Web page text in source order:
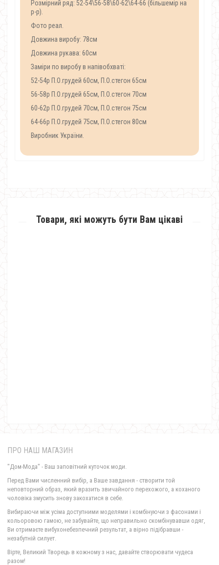
Розмірний ряд: 52-54\56-58\60-62\64-66 (більшемір на
р-р).
Фото реал.
Довжина виробу: 78см
Довжина рукава: 60см
Заміри по виробу в напівобхваті:
52-54р П.О.грудей 60см, П.О.стегон 65см
56-58р П.О.грудей 65см, П.О.стегон 70см
60-62р П.О.грудей 70см, П.О.стегон 75см
64-66р П.О.грудей 75см, П.О.стегон 80см
Виробник України.
Товари, які можуть бути Вам цікаві
750.00грн.
650.00грн.
ПРО НАШ МАГАЗИН
"Дом-Мода" - Ваш заповітний куточок моди.
Перед Вами численний вибір, а Ваше завдання - створити той
неповторний образ, який вразить звичайного перехожого, а коханого
чоловіка змусить знову закохатися в себе.
Вибираючи між усіма доступними моделями і комбінуючи з фасонами і
кольоровою гамою, не забувайте, що неправильно скомбінувавши одяг,
Ви отримаєте вибухонебезпечний результат, а вірно підібравши -
незабутній силует.
Вірте, Великий Творець в кожному з нас, давайте створювати чудеса
разом!